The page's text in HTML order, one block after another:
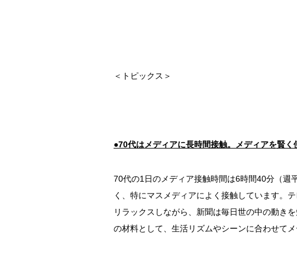
＜トピックス＞
●70代はメディアに長時間接触。メディアを賢く
70代の1日のメディア接触時間は6時間40分（週
く、特にマスメディアによく接触しています。
リラックスしながら、新聞は毎日世の中の動き
の材料として、生活リズムやシーンに合わせて